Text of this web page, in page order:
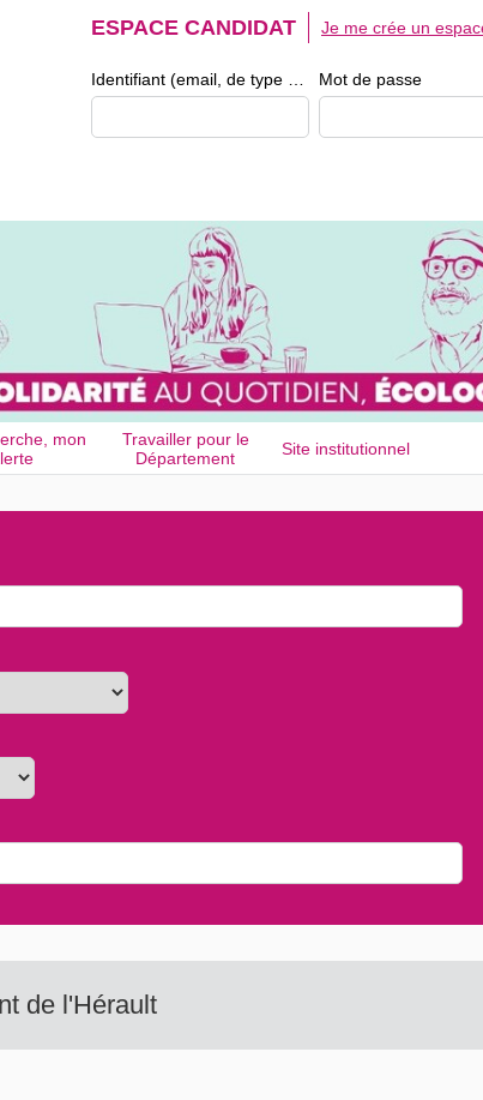
ESPACE CANDIDAT
Mot de passe
Je me crée un
mon
Travailler pour le
Département
Site institutionnel
de l'Hérault